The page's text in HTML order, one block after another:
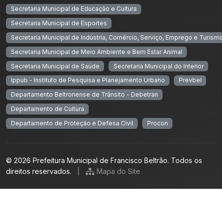
Secretaria Municipal de Educação e Cultura
Secretaria Municipal de Esportes
Secretaria Municipal de Indústria, Comércio, Serviço, Emprego e
Secretaria Municipal de Meio Ambiente e Bem Estar Animal
Secretaria Municipal de Saúde
Secretaria Municipal do Interior
Ippub - Instituto de Pesquisa e Planejamento Urbano
Prevbel
Departamento Beltronense de Trânsito - Debetran
Departamento de Cultura
Departamento de Proteção e Defesa Civil
Procon
© 2026 Prefeitura Municipal de Francisco Beltrão. Todos os
direitos reservados.
Mapa do Site